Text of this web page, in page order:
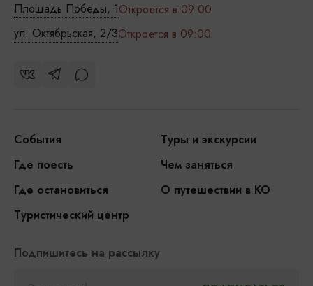
Площадь Победы, 1Откроется в 09:00
ул. Октябрьская, 2/3Откроется в 09:00
События
Туры и экскурсии
Где поесть
Чем заняться
Где остановиться
О путешествии в КО
Туристический центр
Подпишитесь на рассылку